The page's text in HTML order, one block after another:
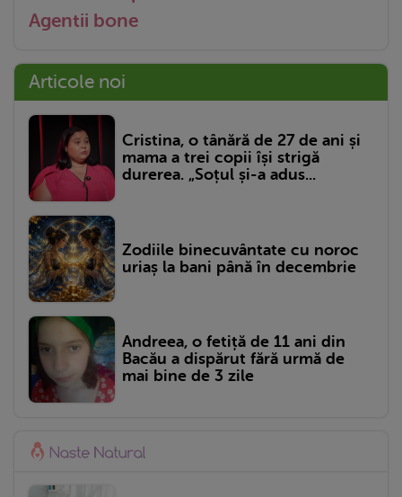
Agentii bone
Articole noi
Cristina, o tânără de 27 de ani și
mama a trei copii își strigă
durerea. „Soțul și-a adus...
Zodiile binecuvântate cu noroc
uriaș la bani până în decembrie
Andreea, o fetiță de 11 ani din
Bacău a dispărut fără urmă de
mai bine de 3 zile